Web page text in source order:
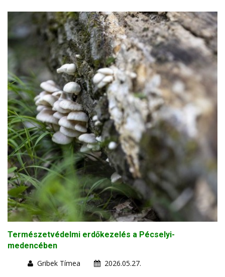
Természetvédelmi erdőkezelés a Pécselyi-
medencében
Gribek Tímea
2026.05.27.